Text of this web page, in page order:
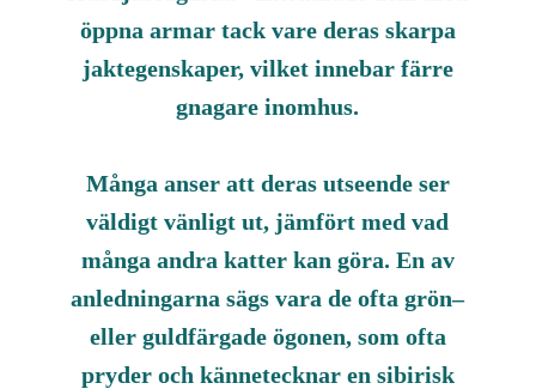
öppna armar tack vare deras skarpa
jaktegenskaper, vilket innebar färre
gnagare inomhus.
Många anser att deras utseende ser
väldigt vänligt ut, jämfört med vad
många andra katter kan göra. En av
anledningarna sägs vara de ofta grön–
eller guldfärgade ögonen, som ofta
pryder och kännetecknar en sibirisk